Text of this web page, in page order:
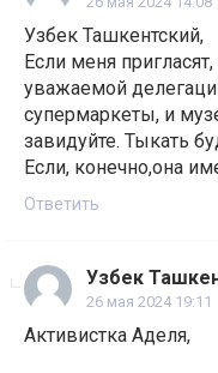
Узбек Ташкентский,
Если меня
уважаемой
супермаркеты, и
завидуйте. Тыкать
Если, конечно,она
Ответить
Узбек
26 мая 2024 19:11
Активистка Аделя,